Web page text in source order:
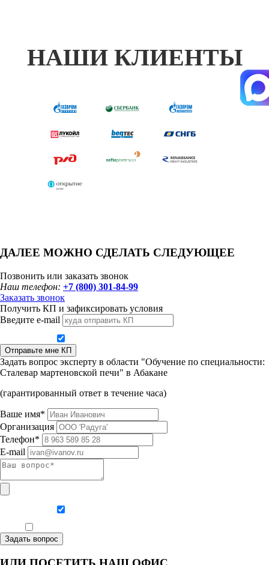
НАШИ КЛИЕНТЫ
ДАЛЕЕ МОЖНО СДЕЛАТЬ СЛЕДУЮЩЕЕ
Позвонить или заказать звонок
Наш телефон: +7 (800) 301-84-99
Заказать звонок
Получить КП и зафиксировать условия
Введите e-mail
Отправьте мне КП
Задать вопрос эксперту в области "Обучение по специальности:
Сталевар мартеновской печи" в Абакане
(гарантированный ответ в течение часа)
Ваше имя*
Организация
Телефон*
E-mail
Задать вопрос